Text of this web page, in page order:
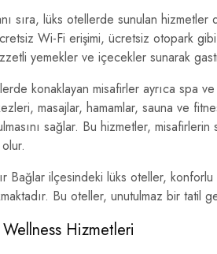
sıra, lüks otellerde sunulan
Wi-Fi erişimi, ücretsiz otopark
yemekler ve içecekler sunarak
konaklayan misafirler ayrıca spa
masajlar, hamamlar, sauna ve
sağlar. Bu hizmetler,
Bağlar ilçesindeki lüks oteller,
Bu oteller, unutulmaz bir tatil
Hizmetleri